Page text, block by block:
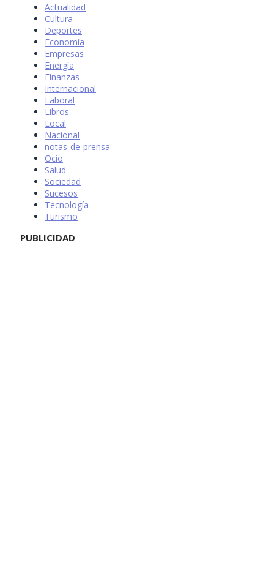
Actualidad
Cultura
Deportes
Economía
Empresas
Energía
Finanzas
Internacional
Laboral
Libros
Local
Nacional
notas-de-prensa
Ocio
Salud
Sociedad
Sucesos
Tecnología
Turismo
PUBLICIDAD